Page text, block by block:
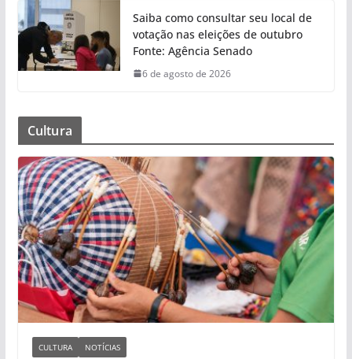
Saiba como consultar seu local de
votação nas eleições de outubro
Fonte: Agência Senado
6 de agosto de 2026
Cultura
CULTURA NOTÍCIAS